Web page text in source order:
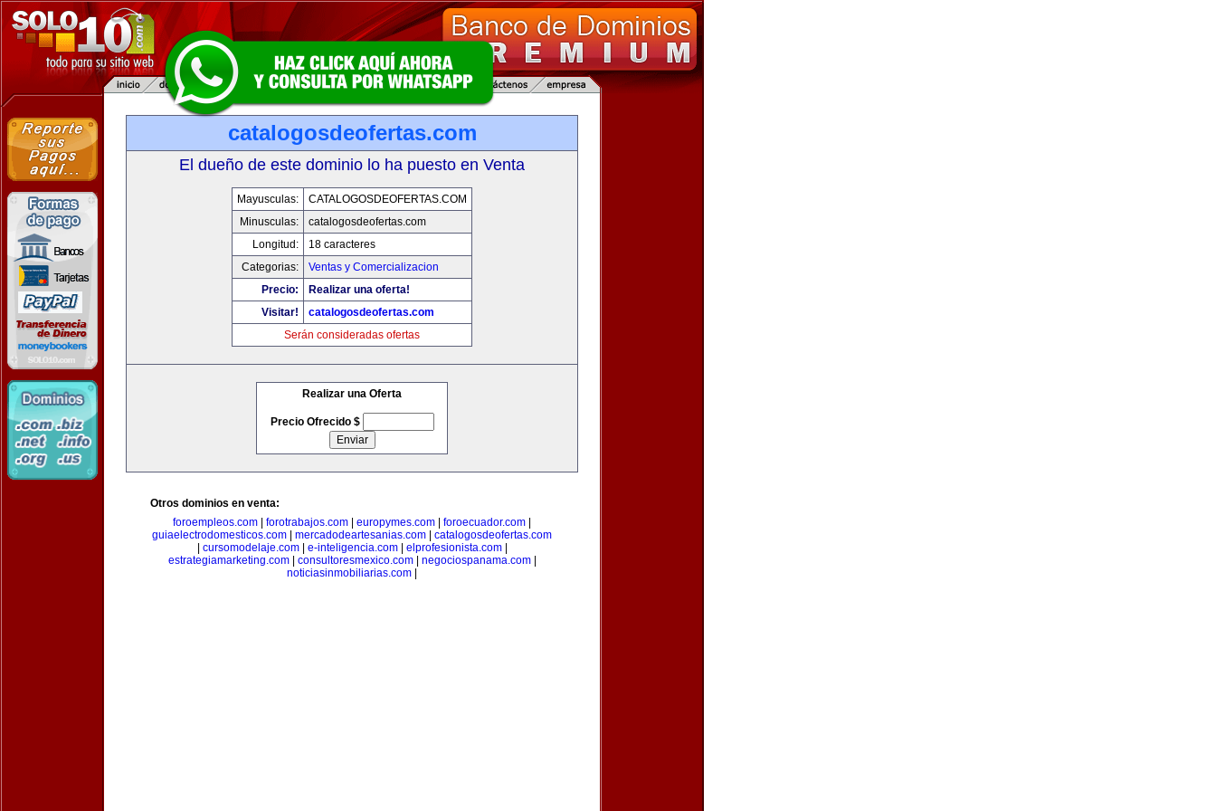
catalogosdeofertas.com
El dueño de este dominio lo ha puesto en Venta
Mayusculas:
CATALOGOSDEOFERTAS.COM
Minusculas:
catalogosdeofertas.com
Longitud:
18 caracteres
Categorias:
Ventas y Comercializacion
Precio:
Realizar una oferta!
Visitar!
catalogosdeofertas.com
Serán consideradas ofertas
Realizar una Oferta
Precio Ofrecido $
Otros dominios en venta:
foroempleos.com
forotrabajos.com europymes.com foroecuador.com
guiaelectrodomesticos.com
mercadodeartesanias.com
catalogosdeofertas.com
cursomodelaje.com| e-inteligencia.com| elprofesionista.com|
estrategiamarketing.com| consultoresmexico.com| negociospanama.com|
noticiasinmobiliarias.com